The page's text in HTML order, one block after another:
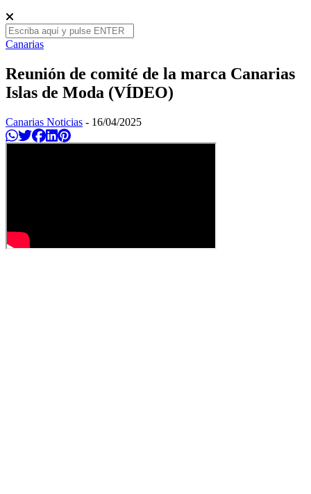
Canarias
Reunión de comité de la marca Canarias
Islas de Moda (VÍDEO)
Canarias Noticias - 16/04/2025
Compartir en Whatsapp
Twittear
Compartir en Facebook
Compartir en Linkedin
Compartir en Pinterest